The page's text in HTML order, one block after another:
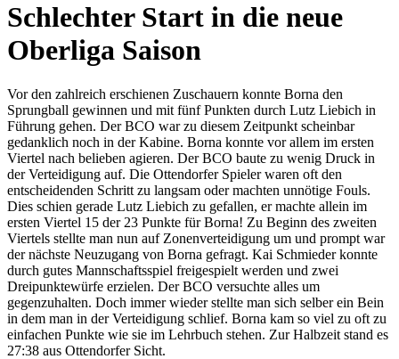
Schlechter Start in die neue
Oberliga Saison
Vor den zahlreich erschienen Zuschauern konnte Borna den
Sprungball gewinnen und mit fünf Punkten durch Lutz Liebich in
Führung gehen. Der BCO war zu diesem Zeitpunkt scheinbar
gedanklich noch in der Kabine. Borna konnte vor allem im ersten
Viertel nach belieben agieren. Der BCO baute zu wenig Druck in
der Verteidigung auf. Die Ottendorfer Spieler waren oft den
entscheidenden Schritt zu langsam oder machten unnötige Fouls.
Dies schien gerade Lutz Liebich zu gefallen, er machte allein im
ersten Viertel 15 der 23 Punkte für Borna! Zu Beginn des zweiten
Viertels stellte man nun auf Zonenverteidigung um und prompt war
der nächste Neuzugang von Borna gefragt. Kai Schmieder konnte
durch gutes Mannschaftsspiel freigespielt werden und zwei
Dreipunktewürfe erzielen. Der BCO versuchte alles um
gegenzuhalten. Doch immer wieder stellte man sich selber ein Bein
in dem man in der Verteidigung schlief. Borna kam so viel zu oft zu
einfachen Punkte wie sie im Lehrbuch stehen. Zur Halbzeit stand es
27:38 aus Ottendorfer Sicht.